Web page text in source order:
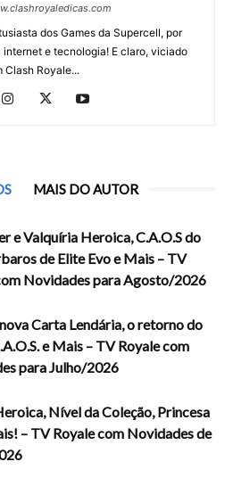
dos Games da Supercell, por
e tecnologia! E claro, viciado
Clash Royale...
MAIS DO AUTOR
e Valquíria Heroica, C.A.O.S do
de Elite Evo e Mais – TV
Novidades para Agosto/2026
Carta Lendária, o retorno do
e Mais – TV Royale com
para Julho/2026
Nível da Coleção, Princesa
– TV Royale com Novidades de